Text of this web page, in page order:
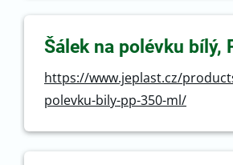
Šálek na polévku bílý,
https://www.jeplast.cz/
polevku-bily-pp-350-ml/